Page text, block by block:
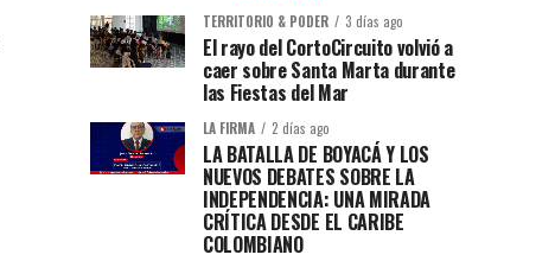
TERRITORIO & PODER 3 días ago
El rayo del CortoCircuito volvió a
caer sobre Santa Marta durante
las Fiestas del Mar
LA FIRMA 2 días ago
LA BATALLA DE BOYACÁ Y LOS
NUEVOS DEBATES SOBRE LA
INDEPENDENCIA: UNA MIRADA
CRÍTICA DESDE EL CARIBE
COLOMBIANO